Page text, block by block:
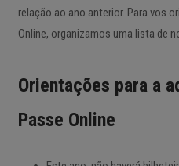
relação ao ano anterior. Para vos
Online, organizamos uma lista de
Orientações para a
Passe Online